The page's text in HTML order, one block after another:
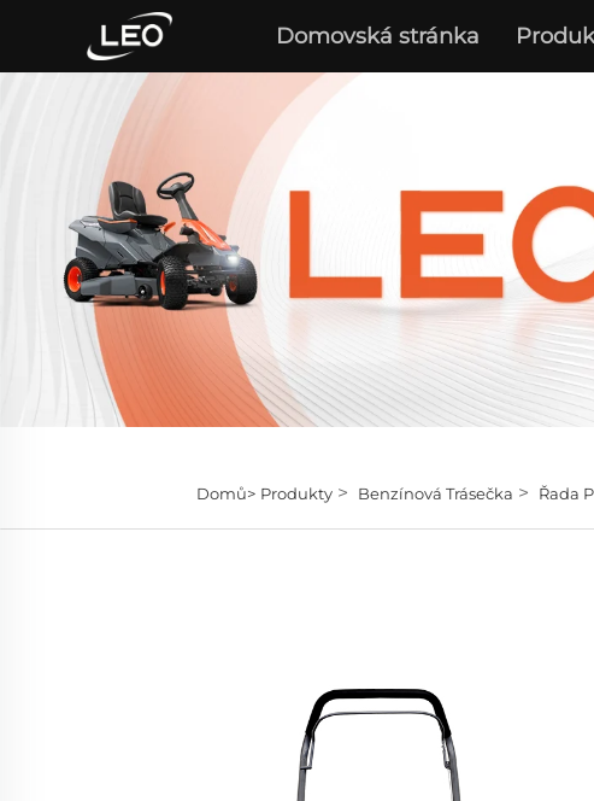
Domovská stránka
Domů> Produkty> Benzínová Trásečka > Řada